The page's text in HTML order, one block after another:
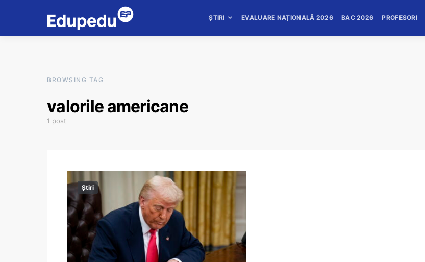
ȘTIRI EVALUARE NAȚIONALĂ 2026 BAC 2026 PROFESORI
BROWSING TAG
valorile americane
1 post
Știri